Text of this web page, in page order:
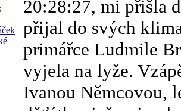
20:28:27, mi přišla
přijal do svých
primářce Ludmile
vyjela na lyže.
Ivanou Němcovou,